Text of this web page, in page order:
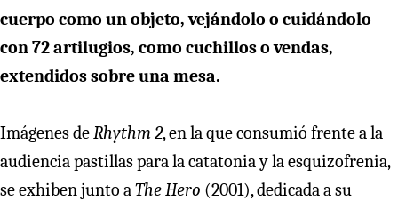
cuerpo como un objeto, vejándolo o cuidándolo
con 72 artilugios, como cuchillos o vendas,
extendidos sobre una mesa.
Imágenes de Rhythm 2, en la que consumió frente a la
audiencia pastillas para la catatonia y la esquizofrenia,
se exhiben junto a The Hero (2001), dedicada a su